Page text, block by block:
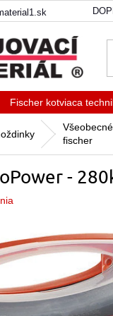
Fischer kotviaca
fischer
-